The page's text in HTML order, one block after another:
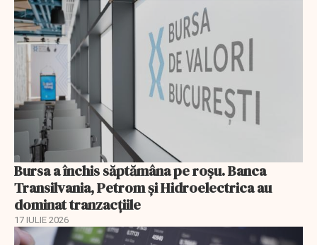
Bursa a închis săptămâna pe roșu. Banca
Transilvania, Petrom și Hidroelectrica au
dominat tranzacțiile
17 IULIE 2026